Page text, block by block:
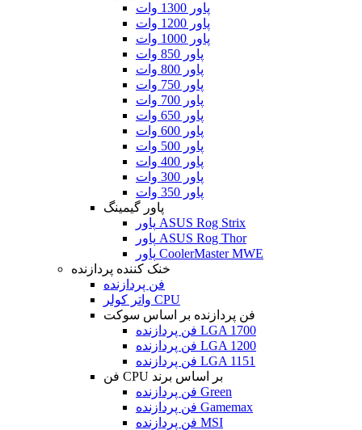
پاور 1300 وات
پاور 1200 وات
پاور 1000 وات
پاور 850 وات
پاور 800 وات
پاور 750 وات
پاور 700 وات
پاور 650 وات
پاور 600 وات
پاور 500 وات
پاور 400 وات
پاور 300 وات
پاور 350 وات
پاور گیمینگ
پاور ASUS Rog Strix
پاور ASUS Rog Thor
پاور CoolerMaster MWE
خنک کننده پردازنده
فن پردازنده
واتر کولر CPU
فن پردازنده بر اساس سوکت
فن پردازنده LGA 1700
فن پردازنده LGA 1200
فن پردازنده LGA 1151
فن CPU بر اساس برند
فن پردازنده Green
فن پردازنده Gamemax
فن پردازنده MSI